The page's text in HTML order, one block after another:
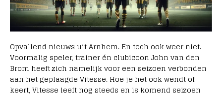
Opvallend nieuws uit Arnhem. En toch ook weer niet.
Voormalig speler, trainer én clubicoon John van den
Brom heeft zich namelijk voor een seizoen verbonden
aan het geplaagde Vitesse. Hoe je het ook wendt of
keert, Vitesse leeft nog steeds en is komend seizoen